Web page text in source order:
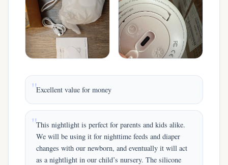
Excellent value for money
This nightlight is perfect for parents and kids alike.
We will be using it for nighttime feeds and diaper
changes with our newborn, and eventually it will act
as a nightlight in our child’s nursery. The silicone